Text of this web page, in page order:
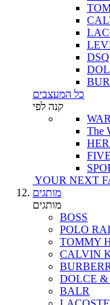
כל המעצבים
קנה לפי
The
YOUR NEXT
מותגים
מותגים
BOSS
POLO
TOMMY
CALVIN
DOLCE
BALR